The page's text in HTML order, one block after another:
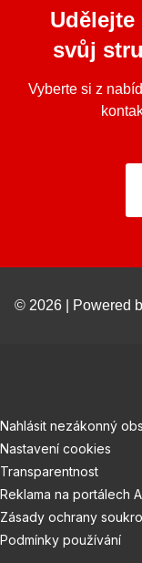
Udělejte
svůj
Vyberte si z
© 2026 | Powered
Nahlásit nezákonný
Nastavení cookies
Transparentnost
Reklama na portálech
Zásady ochrany
Podmínky používání